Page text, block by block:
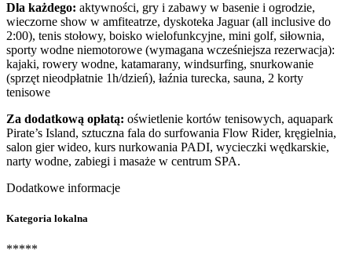
Dla każdego: aktywności, gry i zabawy w basenie i ogrodzie,
wieczorne show w amfiteatrze, dyskoteka Jaguar (all inclusive do
2:00), tenis stołowy, boisko wielofunkcyjne, mini golf, siłownia,
sporty wodne niemotorowe (wymagana wcześniejsza rezerwacja):
kajaki, rowery wodne, katamarany, windsurfing, snurkowanie
(sprzęt nieodpłatnie 1h/dzień), łaźnia turecka, sauna, 2 korty
tenisowe
Za dodatkową opłatą: oświetlenie kortów tenisowych, aquapark
Pirate’s Island, sztuczna fala do surfowania Flow Rider, kręgielnia,
salon gier wideo, kurs nurkowania PADI, wycieczki wędkarskie,
narty wodne, zabiegi i masaże w centrum SPA.
Dodatkowe informacje
Kategoria lokalna
*****